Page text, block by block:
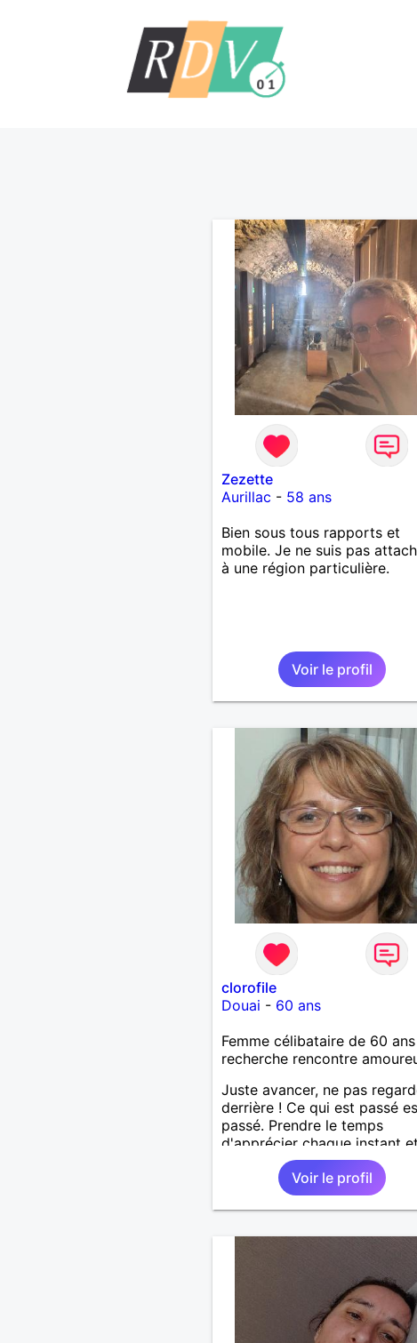
Zezette
Aurillac - 58 ans
Bien sous tous rapports et
mobile. Je ne suis pas
à une région particulière.
Voir le profil
clorofile
Douai - 60 ans
Femme célibataire de 60 ans
recherche rencontre
Juste avancer, ne pas
derrière ! Ce qui est passé
passé. Prendre le temps
d'apprécier chaque instant et
surtout apprécier les gens qui
nous entourent !Voir le profil